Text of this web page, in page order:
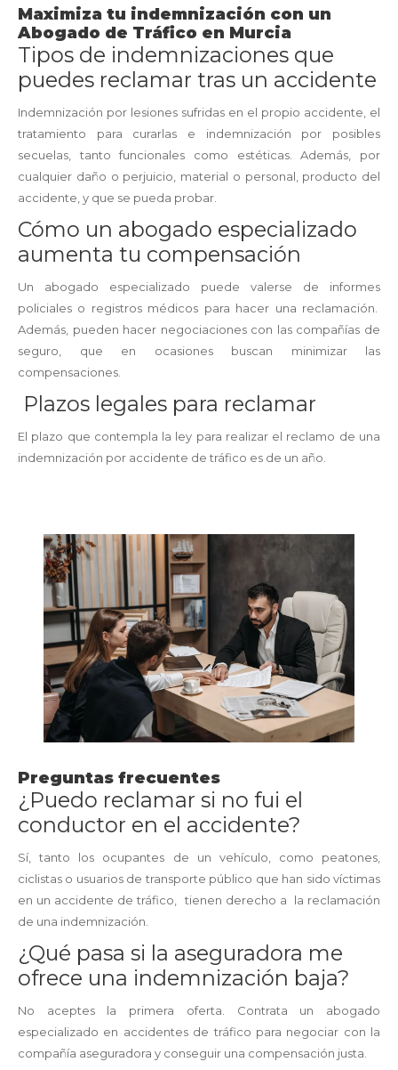
Maximiza tu indemnización con un
Abogado de Tráfico en Murcia
Tipos de indemnizaciones que
puedes reclamar tras un accidente
Indemnización por lesiones sufridas en el propio accidente, el
tratamiento para curarlas e indemnización por posibles
secuelas, tanto funcionales como estéticas. Además, por
cualquier daño o perjuicio, material o personal, producto del
accidente, y que se pueda probar.
Cómo un abogado especializado
aumenta tu compensación
Un abogado especializado puede valerse de informes
policiales o registros médicos para hacer una reclamación.
Además, pueden hacer negociaciones con las compañías de
seguro, que en ocasiones buscan minimizar las
compensaciones.
Plazos legales para reclamar
El plazo que contempla la ley para realizar el reclamo de una
indemnización por accidente de tráfico es de un año.
Preguntas frecuentes
¿Puedo reclamar si no fui el
conductor en el accidente?
Sí, tanto los ocupantes de un vehículo, como peatones,
ciclistas o usuarios de transporte público que han sido víctimas
en un accidente de tráfico, tienen derecho a la reclamación
de una indemnización.
¿Qué pasa si la aseguradora me
ofrece una indemnización baja?
No aceptes la primera oferta. Contrata un abogado
especializado en accidentes de tráfico para negociar con la
compañía aseguradora y conseguir una compensación justa.